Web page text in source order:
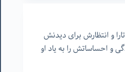
و انتظارش برای دیدنش
و احساساتش را به یاد او